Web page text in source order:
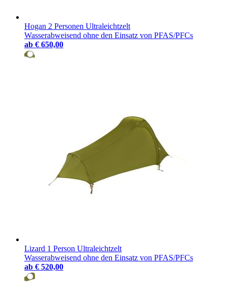
Hogan 2 Personen Ultraleichtzelt
Wasserabweisend ohne den Einsatz von PFAS/PFCs
ab € 650,00
Lizard 1 Person Ultraleichtzelt
Wasserabweisend ohne den Einsatz von PFAS/PFCs
ab € 520,00